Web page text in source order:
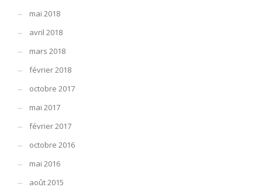
mai 2018
avril 2018
mars 2018
février 2018
octobre 2017
mai 2017
février 2017
octobre 2016
mai 2016
août 2015